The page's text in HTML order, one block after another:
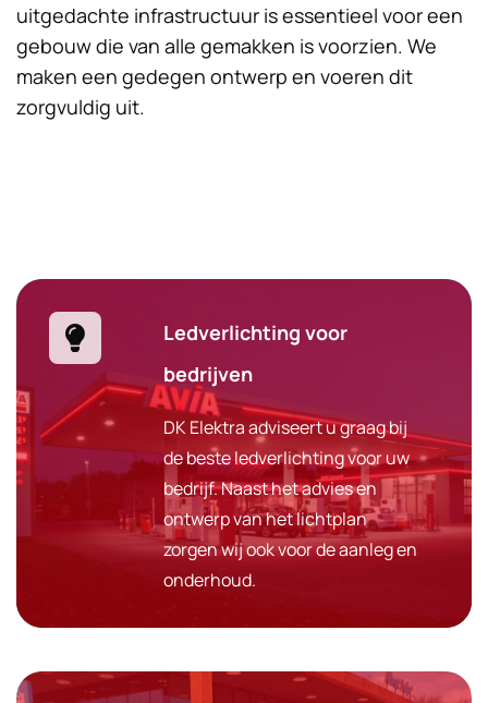
uitgedachte infrastructuur is essentieel voor een
gebouw die van alle gemakken is voorzien. We
maken een gedegen ontwerp en voeren dit
zorgvuldig uit.
Ledverlichting voor
bedrijven
DK Elektra adviseert u graag bij
de beste ledverlichting voor uw
bedrijf. Naast het advies en
ontwerp van het lichtplan
zorgen wij ook voor de aanleg en
onderhoud.